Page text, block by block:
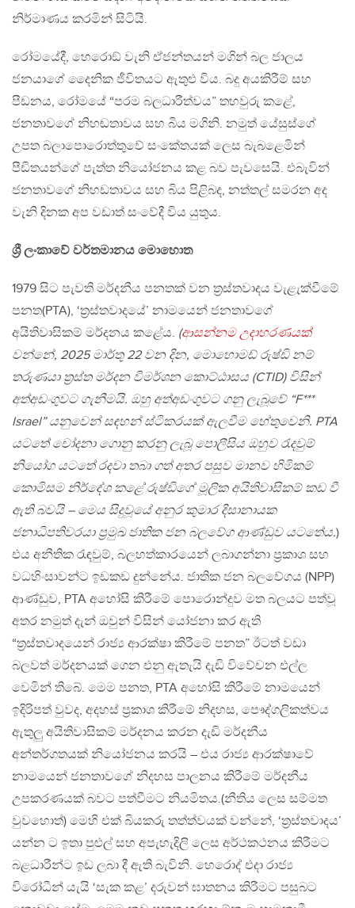
නිර්මාණය කරමින් සිටියි.
රෝමයේදී, හෙරොඞ් වැනි ඒජන්තයන් මගින් බල ජාලය
ජනයාගේ දෛනික ජීවිතයට ඇතුළු විය. බදු අයකිරීම් සහ
පීඩනය, රෝමයේ “පරම බලධාරීත්වය” තහවුරු කළේ,
ජනතාවගේ නිහඬතාවය සහ බිය මගිනි. නමුත් යේසුස්ගේ
උපත බලාපොරොත්තුවේ සංකේතයක් ලෙස බැබළෙමින්
පීඩිතයන්ගේ පැත්ත නියෝජනය කළ බව පැවසෙයි. එබැවින්
ජනතාවගේ නිහඩතාවය සහ බිය පිළිබද, නත්තල් සමරන අද
වැනි දිනක අප වඩාත් සංවේදී විය යුතුය.
ශ්‍රී ලංකාවේ වර්තමානය මොහොත
1979 සිට පැවති මර්දනීය පනතක් වන ත්‍රස්තවාදය වැළැක්වීමේ
පනත(PTA), ‘ත්‍රස්තවාදයේ’ නාමයෙන් ජනතාවගේ
අයිතිවාසිකම් මර්දනය කළේය. (ආසන්නම උදාහරණයක්
වන්නේ, 2025 මාර්තු 22 වන දින, මොහොමඩ් රුෂ්ඩි නම්
තරුණයා ත්‍රස්ත මර්දන විමර්ශන කොට්ඨාසය (CTID) විසින්
අත්අඩංගුවට ගැනීමයි. ඔහු අත්අඩංගුවට ගනු ලැබූවේ “F***
Israel” යනුවෙන් සඳහන් ස්ටිකරයක් ඇලවීම හේතුවෙනි. PTA
යටතේ චෝදනා ගොනු කරනු ලැබූ පොලීසිය ඔහුව රැදවුම්
නියෝග යටතේ රදවා තබා ගත් අතර පසුව මානව හිමිකම්
කොමිසම නිර්දේශ කළේ රුෂ්ඩිගේ මූලික අයිතිවාසිකම් කඩ වී
ඇති බවයි – මෙය සිදුවූයේ අනුර කුමාර දිසානායක
ජනාධිපතිවරයා ප්‍රමුඛ ජාතික ජන බලවේග ආණ්ඩුව යටතේය.)
එය අනීතික රැඳවුම්, බලහත්කාරයෙන් ලබාගන්නා ප්‍රකාශ සහ
වධහිංසාවන්ට ඉඩකඩ දුන්නේය. ජාතික ජන බලවේගය (NPP)
ආණ්ඩුව, PTA අහෝසි කිරීමේ පොරොන්දුව මත බලයට පත්වූ
අතර නමුත් දැන් ඔවුන් විසින් යෝජනා කර ඇති
“ත්‍රස්තවාදයෙන් රාජ්‍ය ආරක්ෂා කිරීමේ පනත” ඊටත් වඩා
බලවත් මර්දනයක් ගෙන එනු ඇතැයි දැඩි විවේචන එල්ල
වෙමින් තිබේ. මෙම පනත, PTA අහෝසි කිරීමේ නාමයෙන්
ඉදිරිපත් වුවද, අදහස් ප්‍රකාශ කිරීමේ නිදහස, පෞද්ගලිකත්වය
ඇතුලු අයිතිවාසිකම් මර්දනය කරන දැඩි මර්දනීය
අන්තර්ගතයක් නියෝජනය කරයි – එය රාජ්‍ය ආරක්ෂාවේ
නාමයෙන් ජනතාවගේ නිදහස පාලනය කිරීමේ මර්දනීය
උපකරණයක් බවට පත්වීමට නියමිතය.(නීතිය ලෙස සම්මත
වුවහොත්) මෙහි එක් බියකරු තත්ත්වයක් වන්නේ, ‘ත්‍රස්තවාදය’
යන්න ට ඉතා පුළුල් සහ අපැහැදිලි ලෙස අර්ථකථනය කිරීමට
බළධාරීන්ට ඉඩ ලබා දී ඇති බැවිනි. හෙරොද් එදා රාජ්‍ය
විරෝධීන් යැයි ‘සැක කළ’ දරුවන් ඝාතනය කිරීමට පසුබට